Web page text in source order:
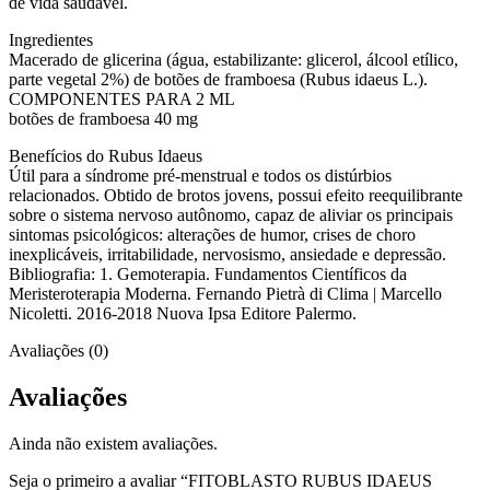
Ingredientes
Macerado de glicerina (água, estabilizante: glicerol, álcool etílico,
parte vegetal 2%) de botões de framboesa (Rubus idaeus L.).
COMPONENTES PARA 2 ML
botões de framboesa 40 mg
Benefícios do Rubus Idaeus
Útil para a síndrome pré-menstrual e todos os distúrbios
relacionados. Obtido de brotos jovens, possui efeito reequilibrante
sobre o sistema nervoso autônomo, capaz de aliviar os principais
sintomas psicológicos: alterações de humor, crises de choro
inexplicáveis, irritabilidade, nervosismo, ansiedade e depressão.
Bibliografia: 1. Gemoterapia. Fundamentos Científicos da
Meristeroterapia Moderna. Fernando Pietrà di Clima | Marcello
Nicoletti. 2016-2018 Nuova Ipsa Editore Palermo.
Avaliações (0)
Avaliações
Ainda não existem avaliações.
Seja o primeiro a avaliar “FITOBLASTO RUBUS IDAEUS